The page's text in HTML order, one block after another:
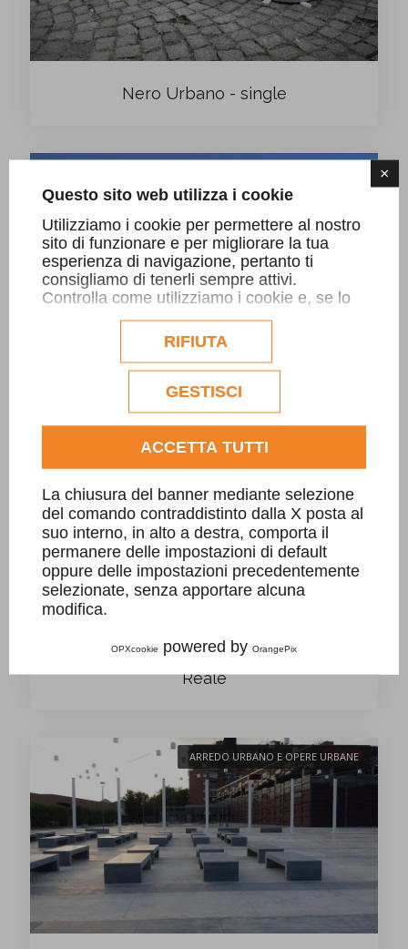
×
Questo sito web utilizza i cookie
Utilizziamo i cookie per permettere al nostro
sito di funzionare e per migliorare la tua
esperienza di navigazione, pertanto ti
consigliamo di tenerli sempre attivi.
Controlla come utilizziamo i cookie e, se lo
desideri, personalizzane la configurazione.
Eventuali cookie di profilazione o
commerciali verranno utilizzati
esclusivamente previa acquisizione del
consenso dell'utente.
Consulta l'informativa cookie completa.
RIFIUTA
GESTISCI
ACCETTA TUTTI
La chiusura del banner mediante selezione
del comando contraddistinto dalla X posta al
suo interno, in alto a destra, comporta il
permanere delle impostazioni di default
oppure delle impostazioni precedentemente
selezionate, senza apportare alcuna
modifica.
OPXcookie powered by OrangePix
Nero Urbano - single
Panche a massello alla Reggia di Venaria
Reale
ARREDO URBANO E OPERE URBANE